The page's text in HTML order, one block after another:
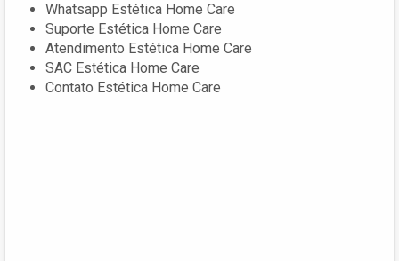
Whatsapp Estética Home Care
Suporte Estética Home Care
Atendimento Estética Home Care
SAC Estética Home Care
Contato Estética Home Care